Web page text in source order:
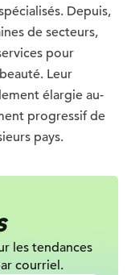
Depuis,
de secteurs,
pour
Leur
élargie au-
progressif de
pays.
les tendances
courriel.